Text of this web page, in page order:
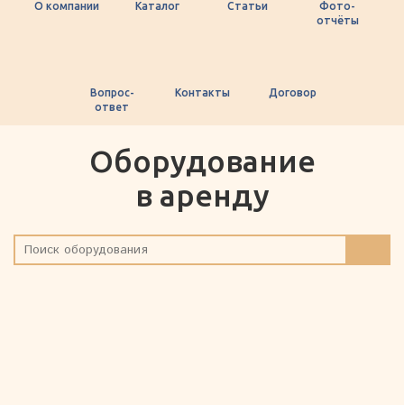
О компании Каталог Статьи
Фото-
отчёты
Вопрос-
ответ
Контакты Договор
Оборудование
в аренду